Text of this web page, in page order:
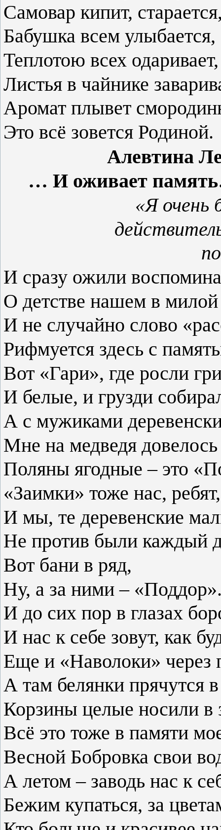
Самовар кипит,
Бабушка всем улыбается,
Теплотою всех одаривает,
Листья в чайнике
Аромат плывет
Это всё зовется Родиной.
Алевтина
… И оживает
«Я очень
И сразу ожили
О детстве нашем в
И не случайно слово
Рифмуется здесь с
Вот «Гари», где росли
И белые, и грузди
А с мужиками
Мне на медведя
Поляны ягодные – это
«Заимки» тоже нас,
И мы, те деревенские
Не против были каждый
Вот бани в ряд,
Ну, а за ними –
И до сих пор в глазах
И нас к себе зовут, как
Еще и «Наволоки» через
А там белянки прячутся
Корзины целые носили в
Всё это тоже в памяти
Весной Бобровка свои
А летом – заводь нас к
Бежим купаться, за